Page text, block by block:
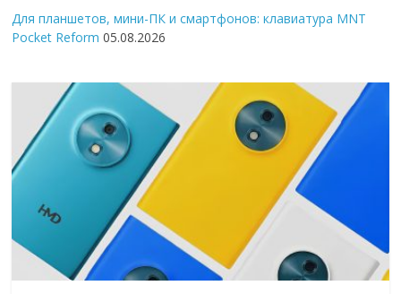
Для планшетов, мини-ПК и смартфонов: клавиатура MNT
Pocket Reform 05.08.2026